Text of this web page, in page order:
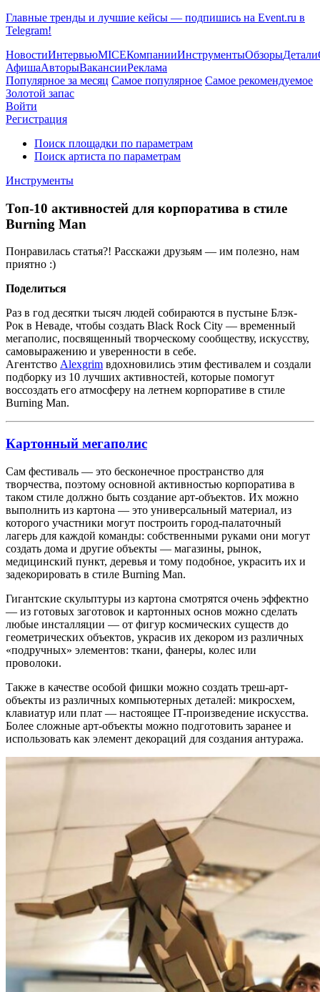
Главные тренды и лучшие кейсы — подпишись на Event.ru в
Telegram!
НовостиИнтервьюMICEКомпанииИнструментыОбзорыДетали
АфишаАвторыВакансииРеклама
Популярное за месяц Самое популярное Самое рекомендуемое
Золотой запас
Войти
Регистрация
Поиск площадки по параметрам
Поиск артиста по параметрам
Инструменты
Топ-10 активностей для корпоратива в стиле
Burning Man
Понравилась статья?! Расскажи друзьям — им полезно, нам
приятно :)
Поделиться
Раз в год десятки тысяч людей собираются в пустыне Блэк-
Рок в Неваде, чтобы создать Black Rock City — временный
мегаполис, посвященный творческому сообществу, искусству,
самовыражению и уверенности в себе.
Агентство Alexgrim вдохновились этим фестивалем и создали
подборку из 10 лучших активностей, которые помогут
воссоздать его атмосферу на летнем корпоративе в стиле
Burning Man.
Картонный мегаполис
Сам фестиваль — это бесконечное пространство для
творчества, поэтому основной активностью корпоратива в
таком стиле должно быть создание арт-объектов. Их можно
выполнить из картона — это универсальный материал, из
которого участники могут построить город-палаточный
лагерь для каждой команды: собственными руками они могут
создать дома и другие объекты — магазины, рынок,
медицинский пункт, деревья и тому подобное, украсить их и
задекорировать в стиле Burning Man.
Гигантские скульптуры из картона смотрятся очень эффектно
— из готовых заготовок и картонных основ можно сделать
любые инсталляции — от фигур космических существ до
геометрических объектов, украсив их декором из различных
«подручных» элементов: ткани, фанеры, колес или
проволоки.
Также в качестве особой фишки можно создать треш-арт-
объекты из различных компьютерных деталей: микросхем,
клавиатур или плат — настоящее IT-произведение искусства.
Более сложные арт-объекты можно подготовить заранее и
использовать как элемент декораций для создания антуража.